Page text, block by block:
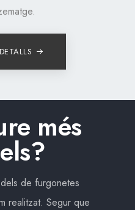
més
de furgonetes
realitzat. Segur que